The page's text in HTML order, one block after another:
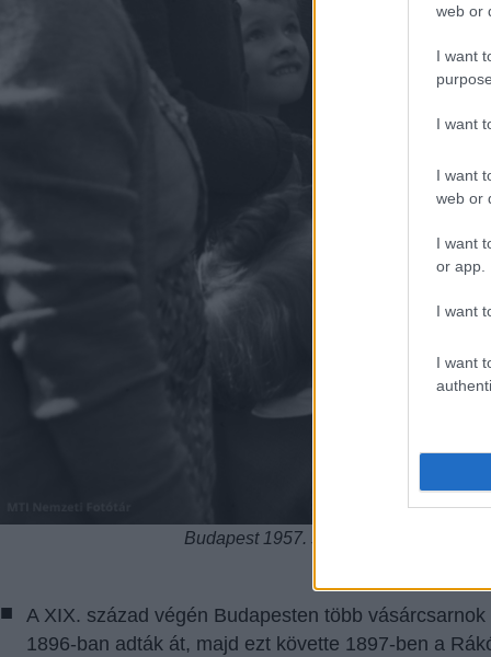
web or
I want
I want
I want
web or
I want
or app.
I want
I want
Budapest 1957. szeptember 20. A
A XIX. század végén Budapesten több
1896-ban adták át, majd ezt követte 1897-ben a